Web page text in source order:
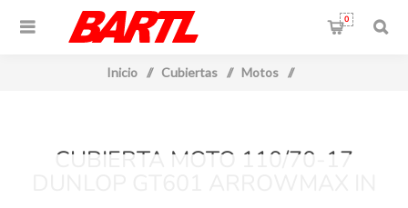
0
Inicio / Cubiertas / Motos /
CUBIERTA MOTO 110/70-17